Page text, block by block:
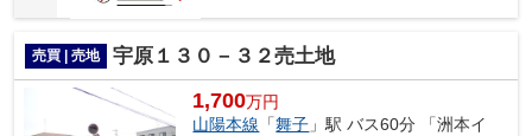
売買 | 売地 宇原１３０－３２売土地
1,700万円
山陽本線 「舞子 」駅 バス60分 「洲本イ